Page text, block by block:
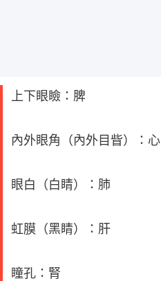
上下眼瞼：脾
內外眼角（內外目眥）：心
眼白（白睛）：肺
虹膜（黑睛）：肝
瞳孔：腎